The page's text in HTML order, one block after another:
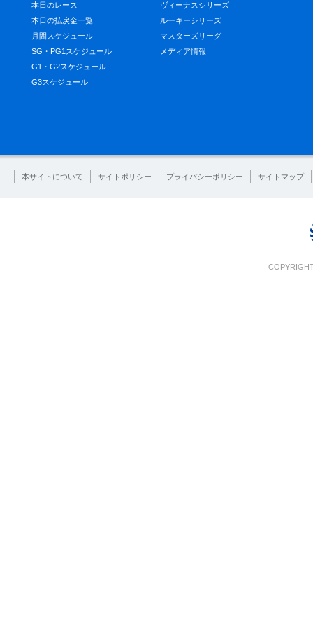
本日のレース
本日の払戻金一覧
月間スケジュール
SG・PG1スケジュール
G1・G2スケジュール
G3スケジュール
ヴィーナスシリーズ
ルーキーシリーズ
マスターズリーグ
メディア情報
本サイトについて サイトポリシー プライバシーポリシー サイトマップ